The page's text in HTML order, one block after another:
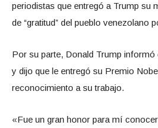
periodistas que entregó a Trump su
de “gratitud” del pueblo venezolano
Por su parte, Donald Trump
y dijo que le entregó su Premio
reconocimiento a su trabajo.
«Fue un gran honor para mí